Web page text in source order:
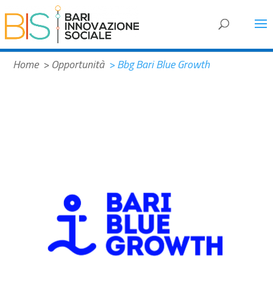
Home > Opportunità > Bbg Bari Blue Growth